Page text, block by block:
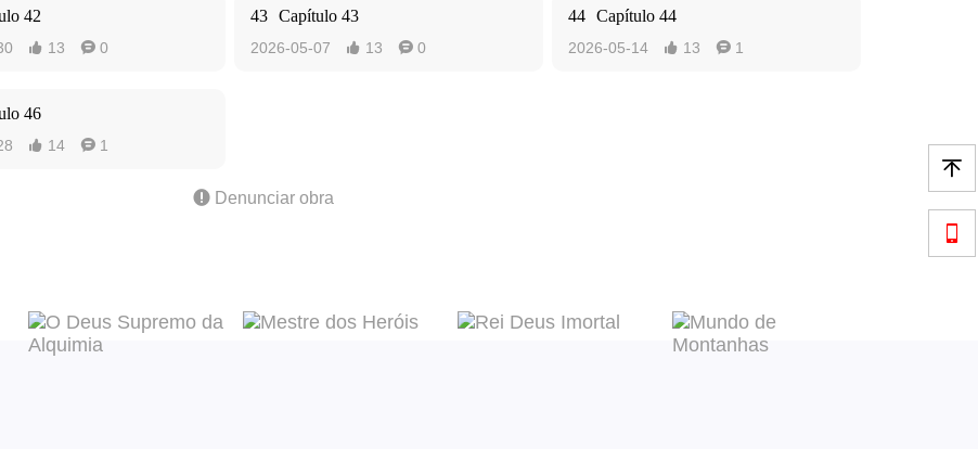
42
 13  0
43 Capítulo 43
2026-05-07  13  0
44 Capítulo 44
2026-05-14  13  1
46
 14  1
 Denunciar obra

